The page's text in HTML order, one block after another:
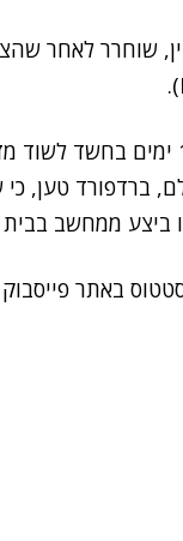
מזוין, שוחרר
, הוחזק במעצר במשך 12
ברדפורד טען,
ביצע ממחשב בבית
באתר